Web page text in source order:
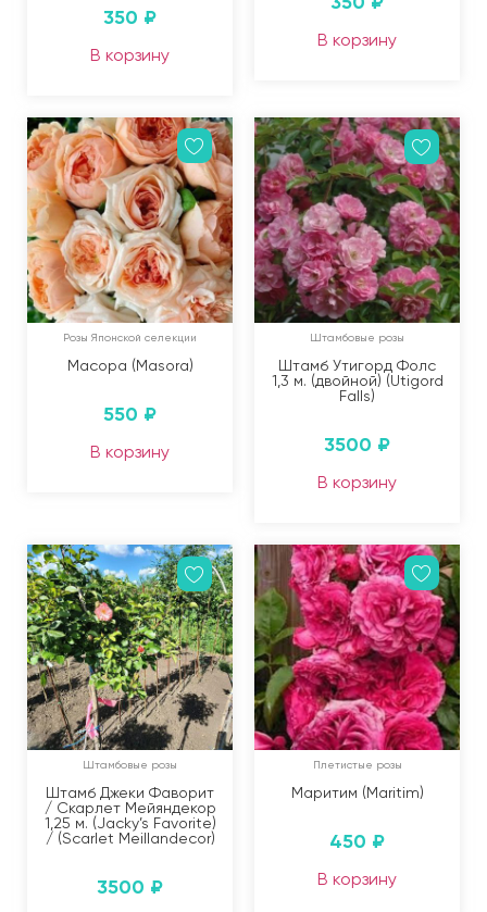
350 ₽
В корзину
В корзину
Розы Японской селекции
Масора (Masora)
550 ₽
В корзину
Штамбовые розы
Штамб Утигорд Фолс
1,3 м. (двойной) (Utigord
Falls)
3500 ₽
В корзину
Штамбовые розы
Штамб Джеки Фаворит
/ Скарлет Мейяндекор
1,25 м. (Jacky’s Favorite)
/ (Scarlet Meillandecor)
3500 ₽
Плетистые розы
Маритим (Maritim)
450 ₽
В корзину